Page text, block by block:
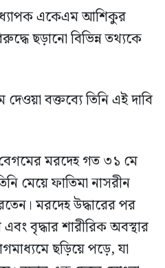
একেএম আশিকুর
ছড়ানো বিভিন্ন তথ্যকে
বক্তব্যে তিনি এই দাবি
মরদেহ গত ৩১ মে
মেয়ে ফাতিমা নাসরীন
মরদেহ উদ্ধারের পর
বৃদ্ধার শারীরিক অবস্থার
ছড়িয়ে পড়ে, যা